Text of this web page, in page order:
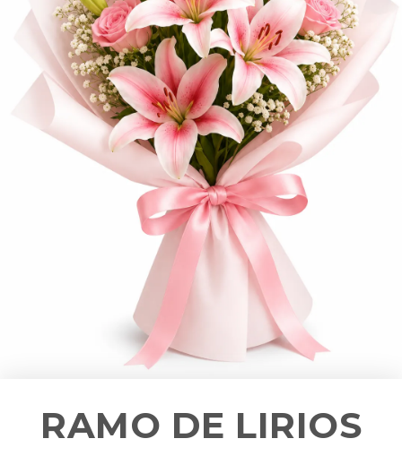
RAMO DE LIRIOS